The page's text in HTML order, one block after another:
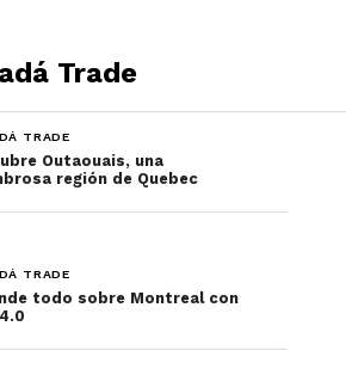
en Las
Trade
TRADE
Outaouais, una
región de Quebec
TRADE
todo sobre Montreal con